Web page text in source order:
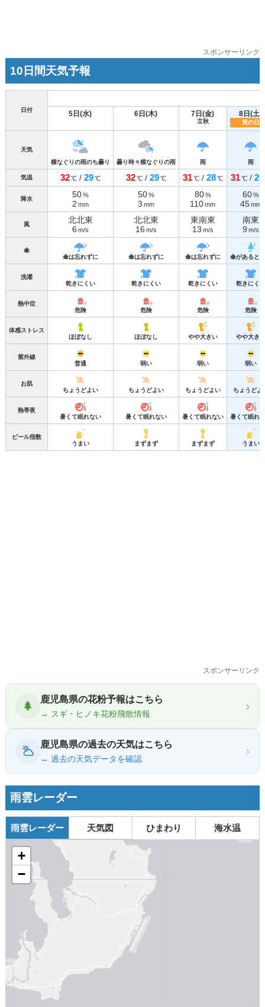
スポンサーリンク
10日間天気予報
日付 5日(水) 6日(木) 7日(金)
立秋
8日(土)
寅の日
天気
横なぐりの雨のち曇り
曇り時々横なぐりの雨 雨 雨
気温 32℃/ 29℃ 32℃/ 29℃ 31℃/ 28℃ 31℃/ 29
降水 50%
2 mm
50%
3 mm
80%
110 mm
60%
45mm
風
北北東
6 m/s
北北東
16 m/s
東南東
13 m/s
南東
9 m/s
傘
傘は忘れずに
傘は忘れずに 傘は忘れずに 傘があると
洗濯
乾きにくい
乾きにくい 乾きにくい 乾きにくい
熱中症
危険
危険 危険 危険
体感ストレス
ほぼなし
ほぼなし やや大きい やや大きい
紫外線
普通
弱い 弱い 弱い
お肌
ちょうどよい
ちょうどよい ちょうどよい ちょうどよ
熱帯夜
暑くて眠れない
暑くて眠れない 暑くて眠れない 暑くて眠れ
ビール指数
うまい
まずまず まずまず うまい
スポンサーリンク
鹿児島県の花粉予報はこちら
→ スギ・ヒノキ花粉飛散情報
›
鹿児島県の過去の天気はこちら
→ 過去の天気データを確認
›
雨雲レーダー
雨雲レーダー 天気図 ひまわり 海水温
+
−